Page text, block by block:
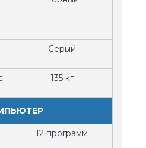
Серый
135 кг
12 программ